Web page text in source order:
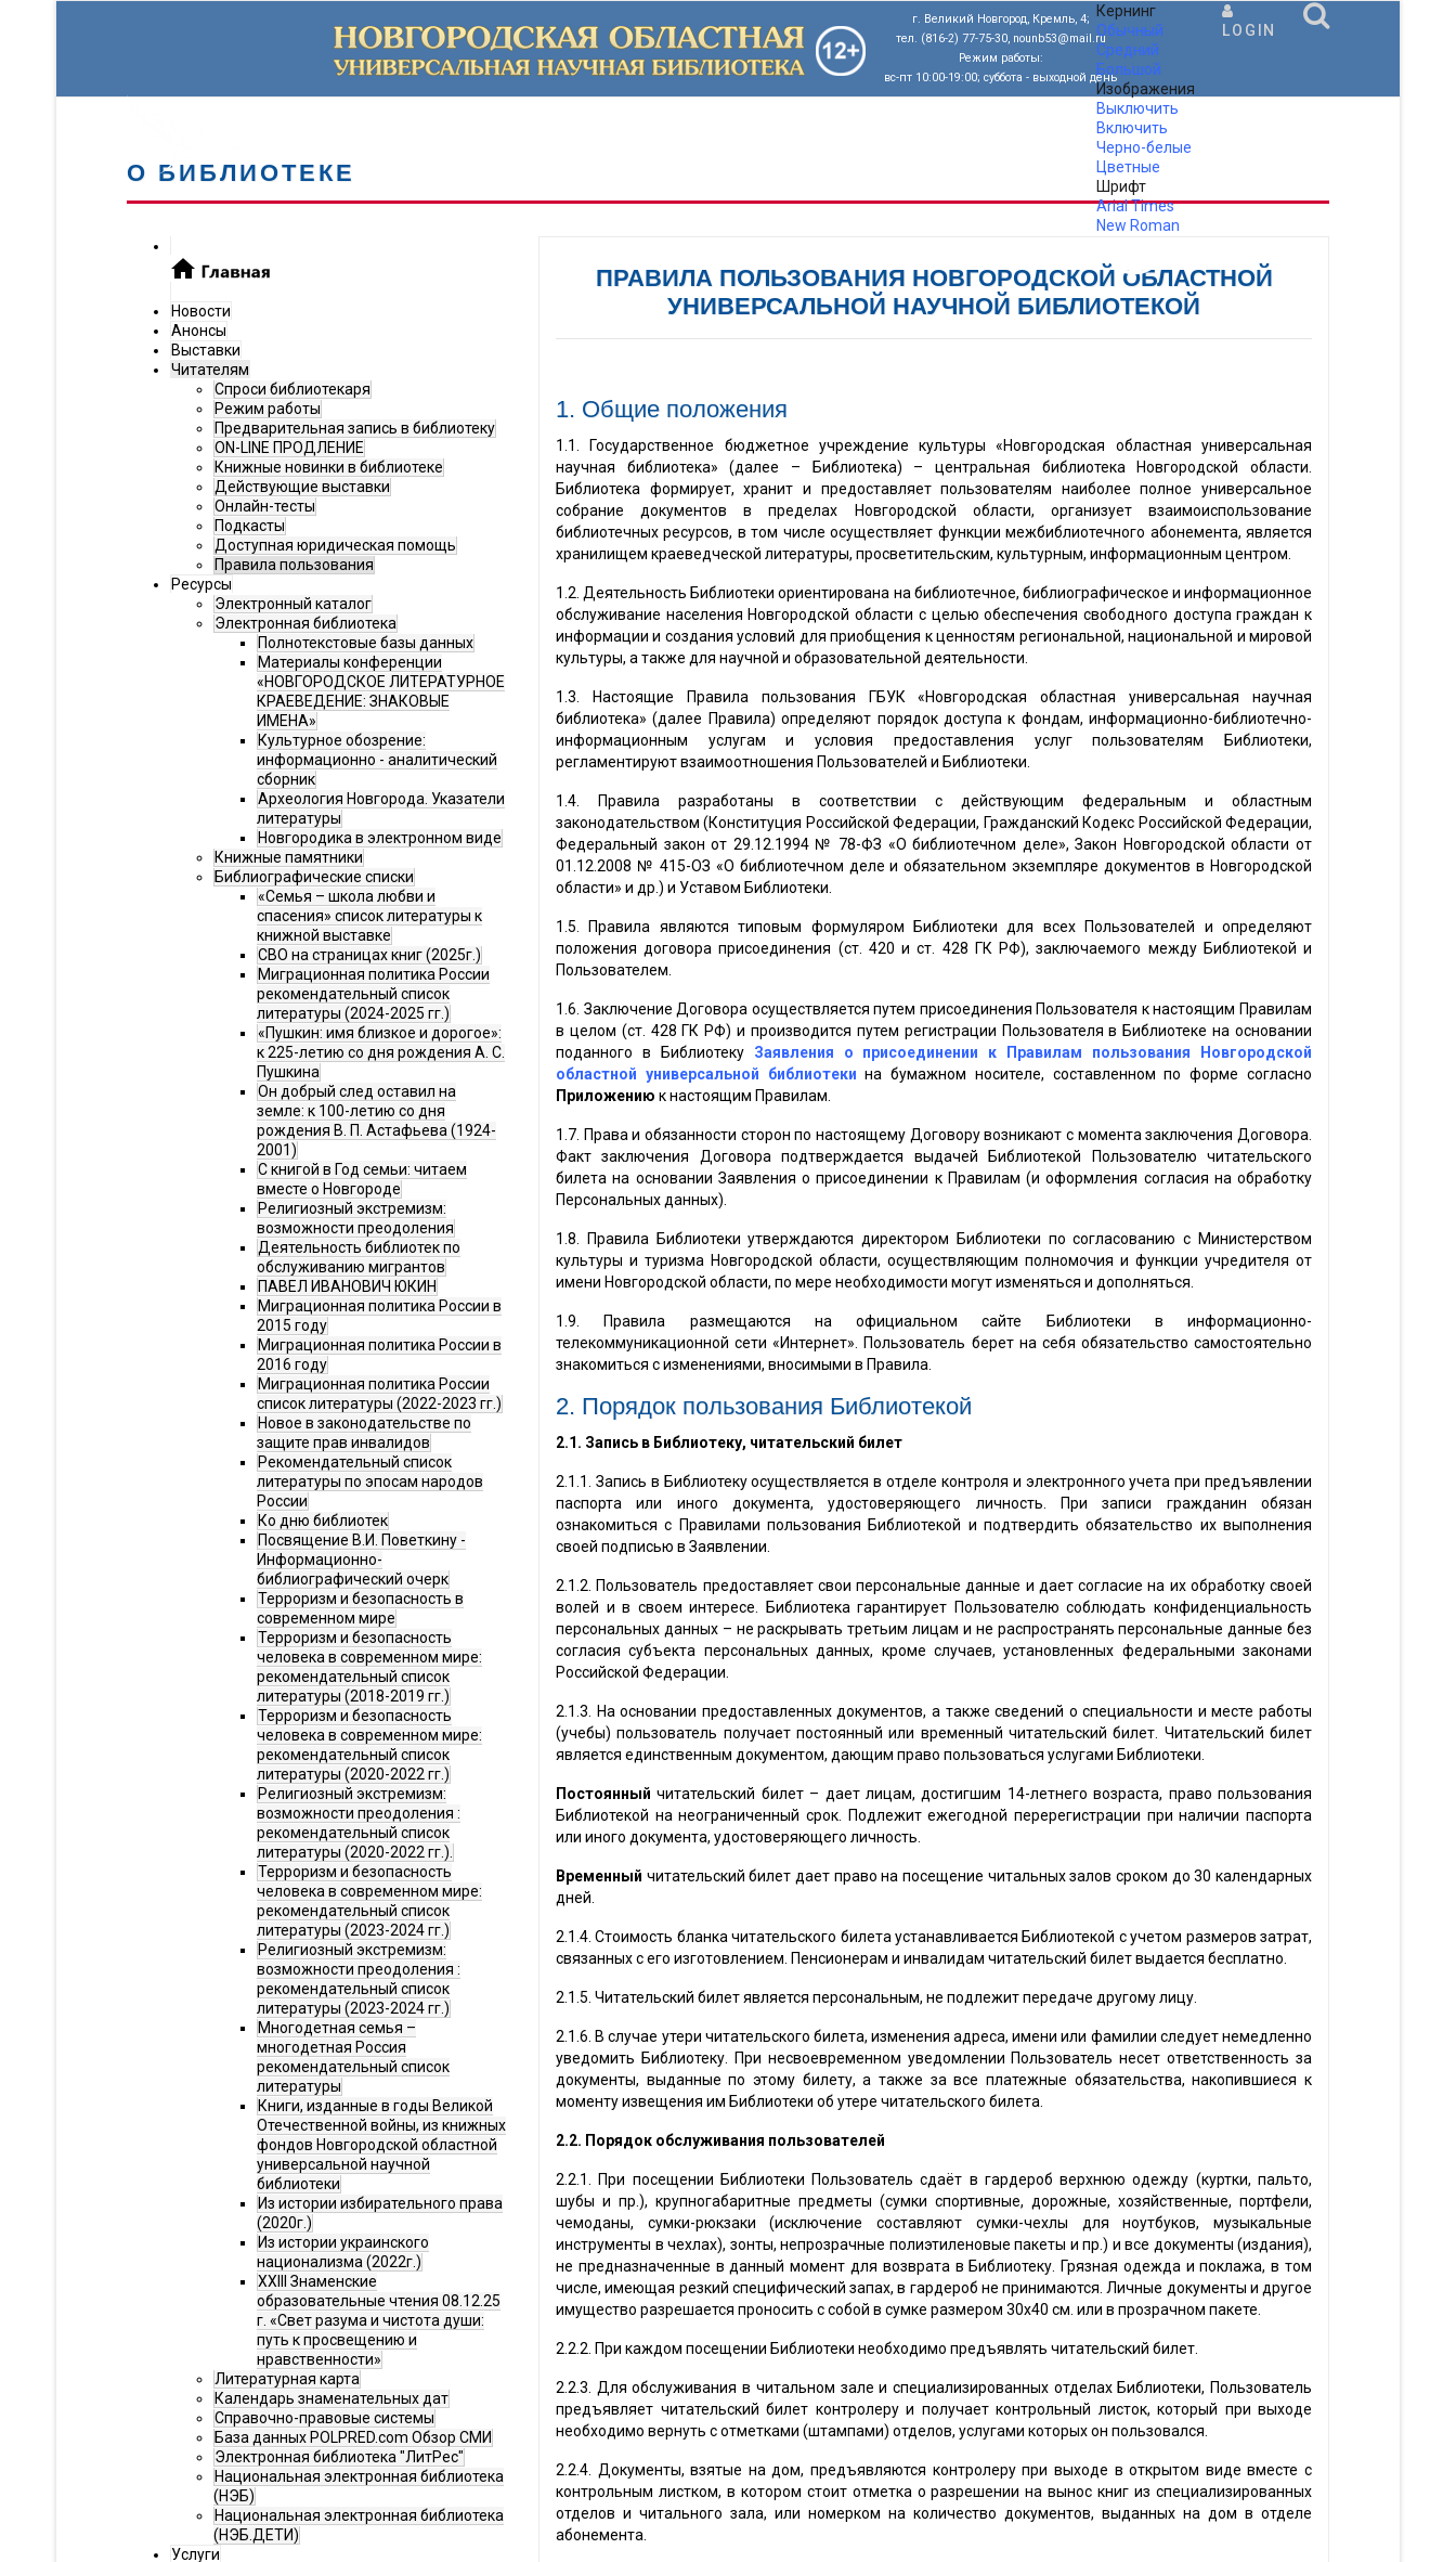
г. Великий Новгород, Кремль, 4;
тел. (816-2) 77-75-30, nounb53@mail.ru
Режим работы:
вс-пт 10:00-19:00; суббота - выходной день
Кернинг
Обычный
Средний
Большой
Изображения
Выключить
Включить
Черно-белые
Цветные
Шрифт
ArialTimes
New Roman
LOGIN
О БИБЛИОТЕКЕ
Новости
Анонсы
Выставки
Читателям
Спроси библиотекаря
Режим работы
Предварительная запись в библиотеку
ON-LINE ПРОДЛЕНИЕ
Книжные новинки в библиотеке
Действующие выставки
Онлайн-тесты
Подкасты
Доступная юридическая помощь
Правила пользования
Ресурсы
Электронный каталог
Электронная библиотека
Полнотекстовые базы данных
Материалы конференции
«НОВГОРОДСКОЕ ЛИТЕРАТУРНОЕ
КРАЕВЕДЕНИЕ: ЗНАКОВЫЕ
ИМЕНА»
Культурное обозрение:
информационно - аналитический
сборник
Археология Новгорода. Указатели
литературы
Новгородика в электронном виде
Книжные памятники
Библиографические списки
«Семья – школа любви и
спасения» список литературы к
книжной выставке
СВО на страницах книг (2025г.)
Миграционная политика России
рекомендательный список
литературы (2024-2025 гг.)
«Пушкин: имя близкое и дорогое»:
к 225-летию со дня рождения А. С.
Пушкина
Он добрый след оставил на
земле: к 100-летию со дня
рождения В. П. Астафьева (1924-
2001)
С книгой в Год семьи: читаем
вместе о Новгороде
Религиозный экстремизм:
возможности преодоления
Деятельность библиотек по
обслуживанию мигрантов
ПАВЕЛ ИВАНОВИЧ ЮКИН
Миграционная политика России в
2015 году
Миграционная политика России в
2016 году
Миграционная политика России
список литературы (2022-2023 гг.)
Новое в законодательстве по
защите прав инвалидов
Рекомендательный список
литературы по эпосам народов
России
Ко дню библиотек
Посвящение В.И. Поветкину -
Информационно-
библиографический очерк
Терроризм и безопасность в
современном мире
Терроризм и безопасность
человека в современном мире:
рекомендательный список
литературы (2018-2019 гг.)
Терроризм и безопасность
человека в современном мире:
рекомендательный список
литературы (2020-2022 гг.)
Религиозный экстремизм:
возможности преодоления :
рекомендательный список
литературы (2020-2022 гг.).
Терроризм и безопасность
человека в современном мире:
рекомендательный список
литературы (2023-2024 гг.)
Религиозный экстремизм:
возможности преодоления :
рекомендательный список
литературы (2023-2024 гг.)
Многодетная семья –
многодетная Россия
рекомендательный список
литературы
Книги, изданные в годы Великой
Отечественной войны, из книжных
фондов Новгородской областной
универсальной научной
библиотеки
Из истории избирательного права
(2020г.)
Из истории украинского
национализма (2022г.)
XXIII Знаменские
образовательные чтения 08.12.25
г. «Свет разума и чистота души:
путь к просвещению и
нравственности»
Литературная карта
Календарь знаменательных дат
Справочно-правовые системы
База данных POLPRED.com Обзор СМИ
Электронная библиотека "ЛитРес"
Национальная электронная библиотека
(НЭБ)
Национальная электронная библиотека
(НЭБ.ДЕТИ)
Услуги
ПРАВИЛА ПОЛЬЗОВАНИЯ НОВГОРОДСКОЙ ОБЛАСТНОЙ
УНИВЕРСАЛЬНОЙ НАУЧНОЙ БИБЛИОТЕКОЙ
1. Общие положения
1.1. Государственное бюджетное учреждение культуры «Новгородская областная универсальная
научная библиотека» (далее – Библиотека) – центральная библиотека Новгородской области.
Библиотека формирует, хранит и предоставляет пользователям наиболее полное универсальное
собрание документов в пределах Новгородской области, организует взаимоиспользование
библиотечных ресурсов, в том числе осуществляет функции межбиблиотечного абонемента, является
хранилищем краеведческой литературы, просветительским, культурным, информационным центром.
1.2. Деятельность Библиотеки ориентирована на библиотечное, библиографическое и информационное
обслуживание населения Новгородской области с целью обеспечения свободного доступа граждан к
информации и создания условий для приобщения к ценностям региональной, национальной и мировой
культуры, а также для научной и образовательной деятельности.
1.3. Настоящие Правила пользования ГБУК «Новгородская областная универсальная научная
библиотека» (далее Правила) определяют порядок доступа к фондам, информационно-библиотечно-
информационным услугам и условия предоставления услуг пользователям Библиотеки,
регламентируют взаимоотношения Пользователей и Библиотеки.
1.4. Правила разработаны в соответствии с действующим федеральным и областным
законодательством (Конституция Российской Федерации, Гражданский Кодекс Российской Федерации,
Федеральный закон от 29.12.1994 № 78-ФЗ «О библиотечном деле», Закон Новгородской области от
01.12.2008 № 415-ОЗ «О библиотечном деле и обязательном экземпляре документов в Новгородской
области» и др.) и Уставом Библиотеки.
1.5. Правила являются типовым формуляром Библиотеки для всех Пользователей и определяют
положения договора присоединения (ст. 420 и ст. 428 ГК РФ), заключаемого между Библиотекой и
Пользователем.
1.6. Заключение Договора осуществляется путем присоединения Пользователя к настоящим Правилам
в целом (ст. 428 ГК РФ) и производится путем регистрации Пользователя в Библиотеке на основании
поданного в Библиотеку Заявления о присоединении к Правилам пользования Новгородской
областной универсальной библиотеки на бумажном носителе, составленном по форме согласно
Приложению к настоящим Правилам.
1.7. Права и обязанности сторон по настоящему Договору возникают с момента заключения Договора.
Факт заключения Договора подтверждается выдачей Библиотекой Пользователю читательского
билета на основании Заявления о присоединении к Правилам (и оформления согласия на обработку
Персональных данных).
1.8. Правила Библиотеки утверждаются директором Библиотеки по согласованию с Министерством
культуры и туризма Новгородской области, осуществляющим полномочия и функции учредителя от
имени Новгородской области, по мере необходимости могут изменяться и дополняться.
1.9. Правила размещаются на официальном сайте Библиотеки в информационно-
телекоммуникационной сети «Интернет». Пользователь берет на себя обязательство самостоятельно
знакомиться с изменениями, вносимыми в Правила.
2. Порядок пользования Библиотекой
2.1. Запись в Библиотеку, читательский билет
2.1.1. Запись в Библиотеку осуществляется в отделе контроля и электронного учета при предъявлении
паспорта или иного документа, удостоверяющего личность. При записи гражданин обязан
ознакомиться с Правилами пользования Библиотекой и подтвердить обязательство их выполнения
своей подписью в Заявлении.
2.1.2. Пользователь предоставляет свои персональные данные и дает согласие на их обработку своей
волей и в своем интересе. Библиотека гарантирует Пользователю соблюдать конфиденциальность
персональных данных – не раскрывать третьим лицам и не распространять персональные данные без
согласия субъекта персональных данных, кроме случаев, установленных федеральными законами
Российской Федерации.
2.1.3. На основании предоставленных документов, а также сведений о специальности и месте работы
(учебы) пользователь получает постоянный или временный читательский билет. Читательский билет
является единственным документом, дающим право пользоваться услугами Библиотеки.
Постоянный читательский билет – дает лицам, достигшим 14-летнего возраста, право пользования
Библиотекой на неограниченный срок. Подлежит ежегодной перерегистрации при наличии паспорта
или иного документа, удостоверяющего личность.
Временный читательский билет дает право на посещение читальных залов сроком до 30 календарных
дней.
2.1.4. Стоимость бланка читательского билета устанавливается Библиотекой с учетом размеров затрат,
связанных с его изготовлением. Пенсионерам и инвалидам читательский билет выдается бесплатно.
2.1.5. Читательский билет является персональным, не подлежит передаче другому лицу.
2.1.6. В случае утери читательского билета, изменения адреса, имени или фамилии следует немедленно
уведомить Библиотеку. При несвоевременном уведомлении Пользователь несет ответственность за
документы, выданные по этому билету, а также за все платежные обязательства, накопившиеся к
моменту извещения им Библиотеки об утере читательского билета.
2.2. Порядок обслуживания пользователей
2.2.1. При посещении Библиотеки Пользователь сдаёт в гардероб верхнюю одежду (куртки, пальто,
шубы и пр.), крупногабаритные предметы (сумки спортивные, дорожные, хозяйственные, портфели,
чемоданы, сумки-рюкзаки (исключение составляют сумки-чехлы для ноутбуков, музыкальные
инструменты в чехлах), зонты, непрозрачные полиэтиленовые пакеты и пр.) и все документы (издания),
не предназначенные в данный момент для возврата в Библиотеку. Грязная одежда и поклажа, в том
числе, имеющая резкий специфический запах, в гардероб не принимаются. Личные документы и другое
имущество разрешается проносить с собой в сумке размером 30х40 см. или в прозрачном пакете.
2.2.2. При каждом посещении Библиотеки необходимо предъявлять читательский билет.
2.2.3. Для обслуживания в читальном зале и специализированных отделах Библиотеки, Пользователь
предъявляет читательский билет контролеру и получает контрольный листок, который при выходе
необходимо вернуть с отметками (штампами) отделов, услугами которых он пользовался.
2.2.4. Документы, взятые на дом, предъявляются контролеру при выходе в открытом виде вместе с
контрольным листком, в котором стоит отметка о разрешении на вынос книг из специализированных
отделов и читального зала, или номерком на количество документов, выданных на дом в отделе
абонемента.